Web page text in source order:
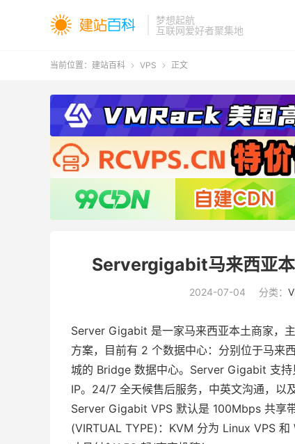
梦想起航
互联网爱好者聚集地
当前位置： 建站百科  VPS  正文
Servergigabit马来西亚本
2024-07-04 分类：
Server Gigabit 是一家马来西亚本土商家，
方案，目前有 2 个数据中心：分别位于马来
城的 Bridge 数据中心。Server Gigabit 支
IP。24/7 全天候售后服务，中英文沟通，以
Server Gigabit VPS 默认是 100Mbps 共享
(VIRTUAL TYPE)：KVM 分为 Linux VPS